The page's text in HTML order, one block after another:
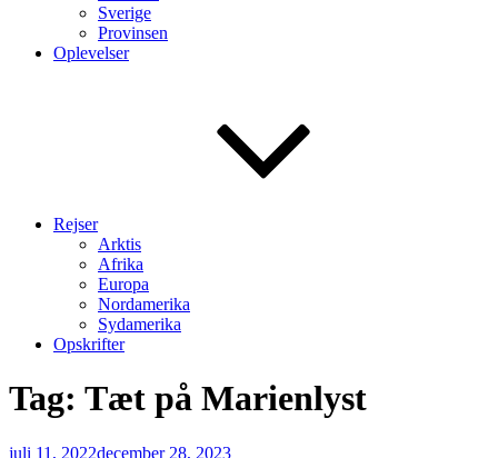
Sverige
Provinsen
Oplevelser
Rejser
Arktis
Afrika
Europa
Nordamerika
Sydamerika
Opskrifter
Tag: Tæt på Marienlyst
Udgivet
juli 11, 2022december 28, 2023